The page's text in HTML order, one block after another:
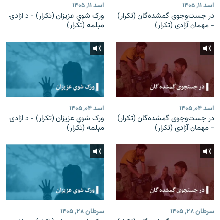
اسد ۱۱, ۱۴۰۵
در جست‌وجوی گمشده‌گان (تکرار)
- مهمان آزادی (تکرار)
اسد ۱۱, ۱۴۰۵
ورک شوي عزیزان (تکرار) - د ازادۍ
مېلمه (تکرار)
اسد ۰۴, ۱۴۰۵
در جست‌وجوی گمشده‌گان (تکرار)
- مهمان آزادی (تکرار)
اسد ۰۴, ۱۴۰۵
ورک شوي عزیزان (تکرار) - د ازادۍ
مېلمه (تکرار)
سرطان ۲۸, ۱۴۰۵ سرطان ۲۸, ۱۴۰۵